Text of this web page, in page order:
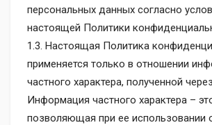
персональных данных согласно
настоящей Политики
1.3. Настоящая Политика
применяется только в отношении
частного характера, полученной
Информация частного характера –
позволяющая при ее использовании